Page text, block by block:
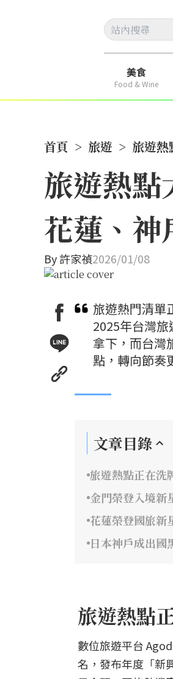
美食
Food & Wine
首頁 > 旅遊 > 旅遊
旅遊熱點
花蓮、神
By許家禎2026/01/08
旅遊熱門清單
2025年台灣
拿下，而台灣
點，轉向節奏
文章目錄
旅遊熱點正在洗
金門榮登入境新
花蓮榮登國旅新
日本神戶成出國
旅遊熱點
數位旅遊平台
名，發布年度「新